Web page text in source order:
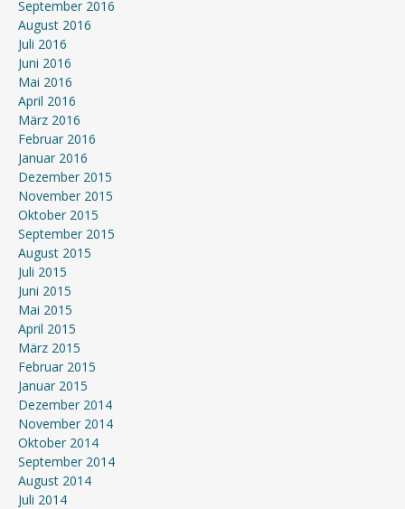
September 2016
August 2016
Juli 2016
Juni 2016
Mai 2016
April 2016
März 2016
Februar 2016
Januar 2016
Dezember 2015
November 2015
Oktober 2015
September 2015
August 2015
Juli 2015
Juni 2015
Mai 2015
April 2015
März 2015
Februar 2015
Januar 2015
Dezember 2014
November 2014
Oktober 2014
September 2014
August 2014
Juli 2014